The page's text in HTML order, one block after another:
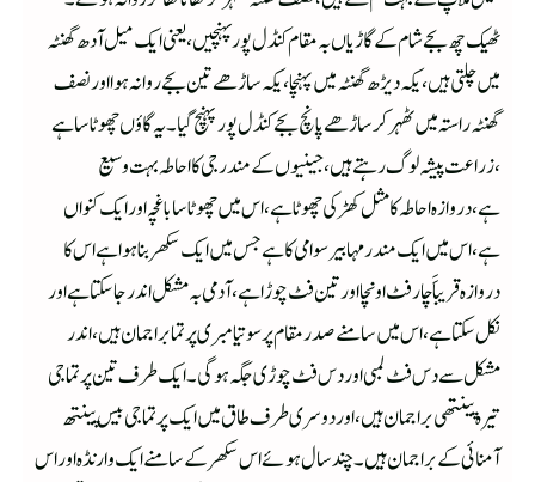
ٹھیک چھ بجے شام کے گاڑیاں بہ مقام کنڈل پورپہنچیں،یعنی ایک میل آدھ گھنٹہ
میں چلتی ہیں،یکہ دیڑھ گھنٹہ میں پہنچا،یکہ ساڑھے تین بجے روانہ ہوااور نصف
گھنٹہ راستہ میں ٹھہر کر ساڑھے پانچ بجے کنڈل پور پہنچ گیا۔یہ گاؤں چھوٹا سا ہے
،زراعت پیشہ لوگ رہتے ہیں،جینیوں کے مندرجی کااحاطہ بہت وسیع
ہے،دروازہ احاطہ کامثل کھڑکی چھوٹاہے،اس میں چھوٹاسا باغچہ اورایک کنواں
ہے،اس میں ایک مندر مہابیر سوامی کا ہے جس میں ایک سکھر بنا ہوا ہے اس کا
دروازہ قریباََ چار فٹ اونچااور تین فٹ چوڑا ہے،آدمی بہ مشکل اندر جاسکتا ہےاور
نکل سکتا ہے،اس میں سامنے صدر مقام پر سوتیامبری پرتما براجمان ہیں،ا ندر
مشکل سے دس فٹ لمبی اور دس فٹ چوڑی جگہ ہوگی۔ایک طرف تین پرتما جی
تیرہ پینتھی براجمان ہیں ،اور دوسری طرف طاق میں ایک پرتما جی بیس پینتھ
آمنائی کے براجمان ہیں ۔چند سال ہوئے اس سکھر کے سامنے ایک وارنڈہ اور اس